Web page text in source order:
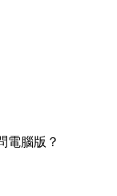
電腦版？